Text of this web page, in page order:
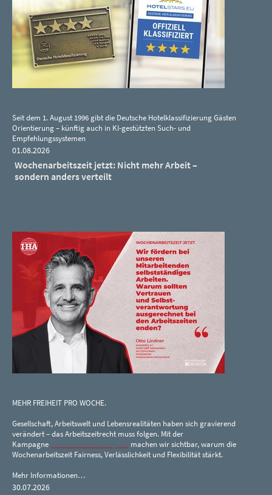
Seit dem 1. August 1996 gibt die Deutsche Hotelklassifizierung Gästen
Orientierung – künftig auch in KI-gestützten Such- und
Empfehlungssystemen
01.08.2026
Wochenarbeitszeit jetzt: Nicht mehr Arbeit –
sondern anders verteilt
MEHR FREIHEIT PRO WOCHE.
Gesellschaft, Arbeitswelt und Lebensrealitäten haben sich gravierend
verändert – das Arbeitszeitrecht muss folgen. Mit der
Kampagne
machen wir sichtbar, warum die
Wochenarbeitszeit Fairness, Verlässlichkeit und Flexibilität stärkt.
Mehr Informationen…
30.07.2026